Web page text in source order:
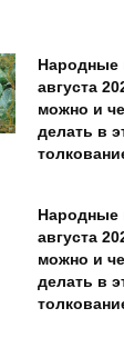
Народные
августа
можно и
делать в
Народные
августа
можно и
делать в